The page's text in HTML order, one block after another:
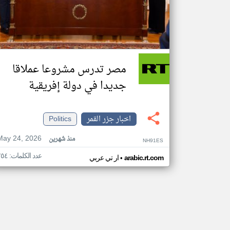
مصر تدرس مشروعا عملاقا
جديدا في دولة إفريقية
اخبار جزر القمر
Politics
24, 2026
منذ شهرين NH91ES
ار تي عربي• arabic.rt.com عدد الكلمات: ٢٥٤